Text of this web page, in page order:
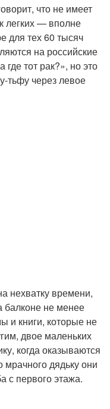
что не имеет
легких — вполне
для тех 60 тысяч
на российские
тот рак?», но это
тьфу через левое
нехватку времени,
балконе не менее
и книги, которые не
двое маленьких
когда оказываются
мрачного дядьку они
с первого этажа.